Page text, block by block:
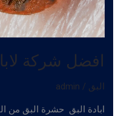
افضل شركة
البق /
admin
ابادة البق حشرة البق من